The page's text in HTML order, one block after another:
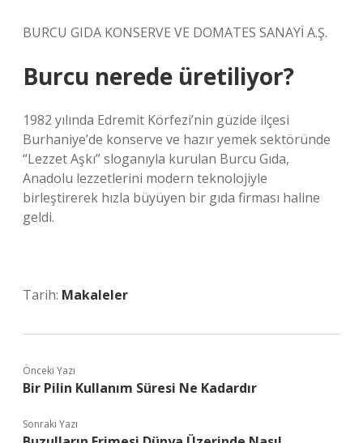
BURCU GIDA KONSERVE VE DOMATES SANAYİ A.Ş.
Burcu nerede üretiliyor?
1982 yılında Edremit Körfezi’nin güzide ilçesi
Burhaniye’de konserve ve hazır yemek sektöründe
“Lezzet Aşkı” sloganıyla kurulan Burcu Gıda,
Anadolu lezzetlerini modern teknolojiyle
birleştirerek hızla büyüyen bir gıda firması haline
geldi.
Tarih: Makaleler
Önceki Yazı
Bir Pilin Kullanım Süresi Ne Kadardır
Sonraki Yazı